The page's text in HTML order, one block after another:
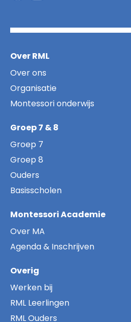
Over RML
Over ons
Organisatie
Montessori onderwijs
Groep 7 & 8
Groep 7
Groep 8
Ouders
Basisscholen
Montessori Academie
Over MA
Agenda & Inschrijven
Overig
Werken bij
RML Leerlingen
RML Ouders